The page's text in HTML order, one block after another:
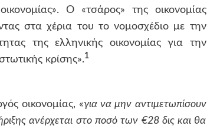
Ο «τσάρος» της οικονομίας
στα χέρια του το νομοσχέδιο με την
της ελληνικής οικονομίας για την
κρίσης».1
οικονομίας, «για να μην αντιμετωπίσουν
ανέρχεται στο ποσό των €28 δις και θα